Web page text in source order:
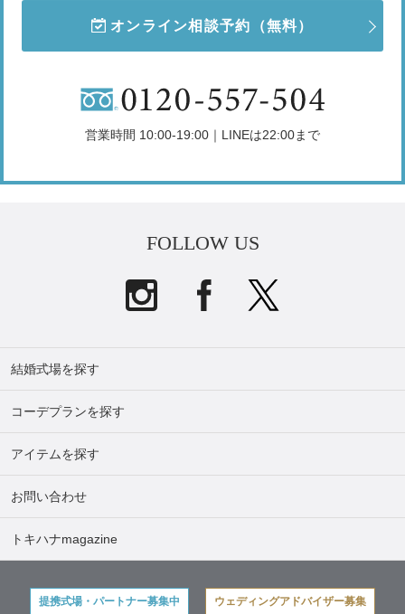
オンライン相談予約 （無料）
営業時間 10:00-19:00｜LINEは22:00まで
FOLLOW US
結婚式場を探す
コーデプランを探す
アイテムを探す
お問い合わせ
トキハナmagazine
提携式場・パートナー募集中 ウェディングアドバイザー募集